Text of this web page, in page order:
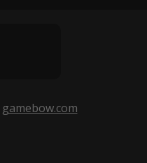
gamebow.com